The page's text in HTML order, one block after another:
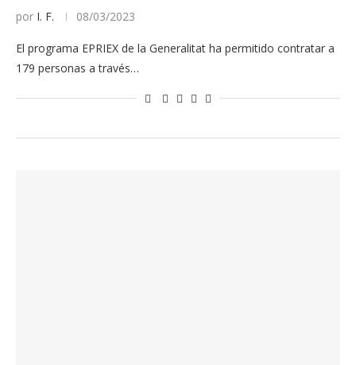
por I. F. 08/03/2023
El programa EPRIEX de la Generalitat ha permitido contratar a
179 personas a través…